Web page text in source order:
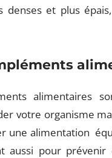
denses et plus
alimentaires
votre organisme
une alimentation
aussi pour